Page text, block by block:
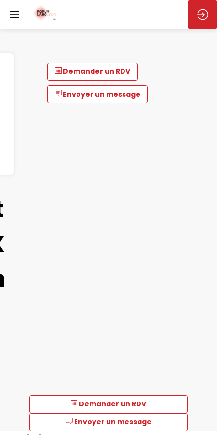
Demander un RDV
Envoyer un message
Demander un RDV
Envoyer un message